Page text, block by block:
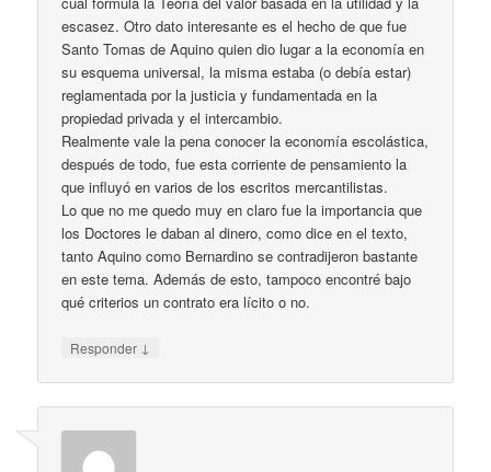
escasez. Otro dato interesante es el hecho de que fue
Santo Tomas de Aquino quien dio lugar a la economía en
su esquema universal, la misma estaba (o debía estar)
reglamentada por la justicia y fundamentada en la
propiedad privada y el intercambio.
Realmente vale la pena conocer la economía escolástica,
después de todo, fue esta corriente de pensamiento la
que influyó en varios de los escritos mercantilistas.
Lo que no me quedo muy en claro fue la importancia que
los Doctores le daban al dinero, como dice en el texto,
tanto Aquino como Bernardino se contradijeron bastante
en este tema. Además de esto, tampoco encontré bajo
qué criterios un contrato era lícito o no.
Responder ↓